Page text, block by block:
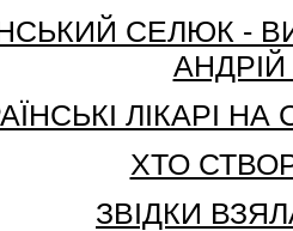
СЕЛЮК -
ЛІКАРІ
ХТО
ЗВІДКИ